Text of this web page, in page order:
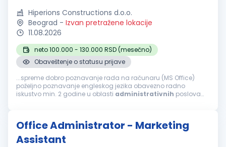
Hiperions Constructions d.o.o.
Beograd - Izvan pretražene lokacije
11.08.2026
neto 100.000 - 130.000 RSD (mesečno)
Obaveštenje o statusu prijave
...spreme dobro poznavanje rada na računaru (MS Office)
poželjno poznavanje engleskog jezika obavezno radno
iskustvo min. 2 godine u oblasti administrativnih poslova
Office Administrator - Marketing
Assistant